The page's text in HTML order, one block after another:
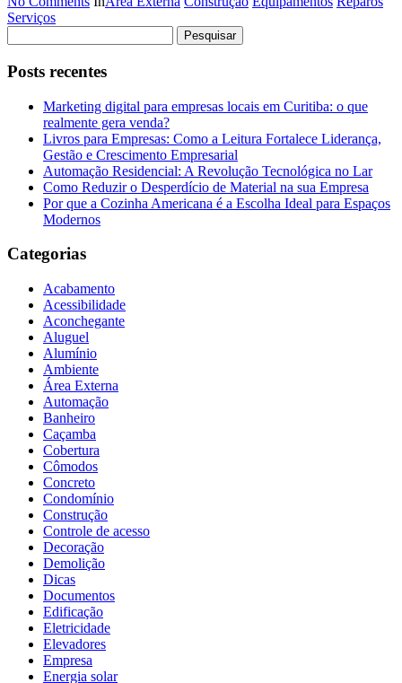
Serviços
por:
Posts recentes
Marketing digital para empresas locais em Curitiba: o que
realmente gera venda?
Livros para Empresas: Como a Leitura Fortalece Liderança,
Gestão e Crescimento Empresarial
Automação Residencial: A Revolução Tecnológica no Lar
Como Reduzir o Desperdício de Material na sua Empresa
Por que a Cozinha Americana é a Escolha Ideal para Espaços
Modernos
Categorias
Acabamento
Acessibilidade
Aconchegante
Aluguel
Alumínio
Ambiente
Área Externa
Automação
Banheiro
Caçamba
Cobertura
Cômodos
Concreto
Condomínio
Construção
Controle de acesso
Decoração
Demolição
Dicas
Documentos
Edificação
Eletricidade
Elevadores
Empresa
Energia solar